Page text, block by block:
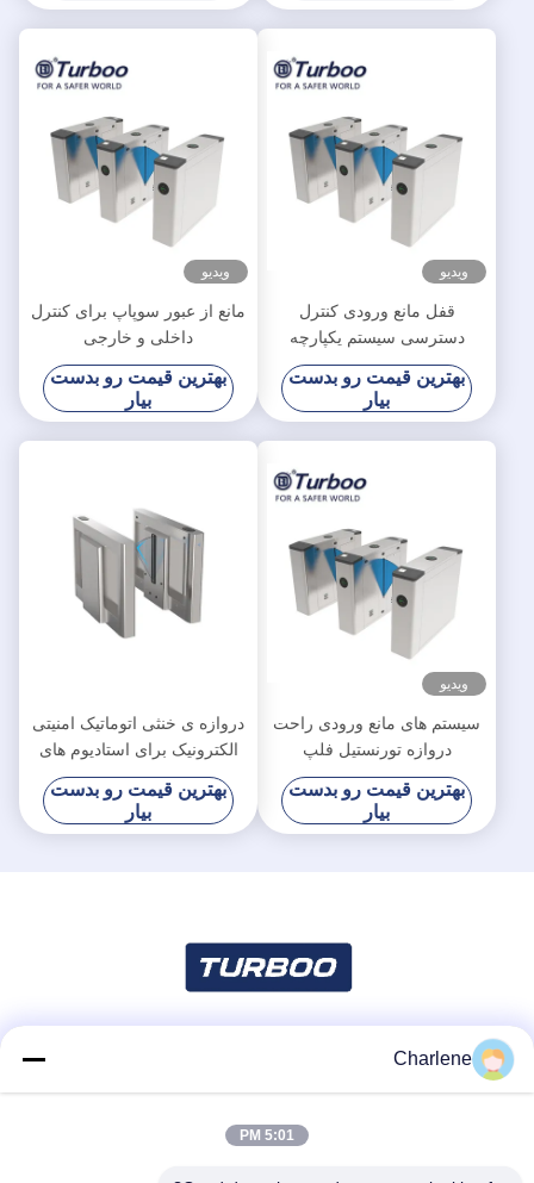
ویدیو
قفل مانع ورودی کنترل
دسترسی سیستم یکپارچه
خواننده کارت RFID و اسکنر
QR
بهترین قیمت رو بدست
بیار
ویدیو
مانع از عبور سوپاپ برای کنترل
داخلی و خارجی
بهترین قیمت رو بدست
بیار
ویدیو
سیستم های مانع ورودی راحت
دروازه تورنستیل فلپ
بهترین قیمت رو بدست
بیار
دروازه ی خنثی اتوماتیک امنیتی
الکترونیک برای استادیوم های
مدرسه ای ES2216
بهترین قیمت رو بدست
بیار
Charlene
5:01 PM